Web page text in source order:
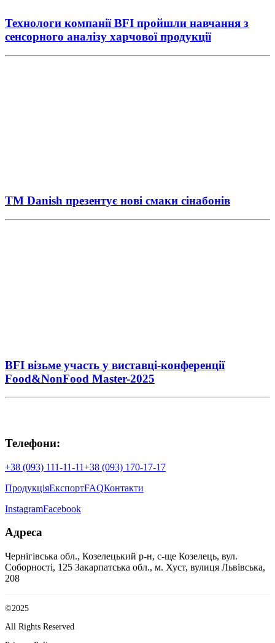
Технологи компанії BFI пройшли навчання з
сенсорного аналізу харчової продукції
ТМ Danish презентує нові смаки сінабонів
BFI візьме участь у виставці-конференції
Food&NonFood Master-2025
Телефони:
+38 (093) 111-11-11+38 (093) 170-17-17
ПродукціяЕкспортFAQКонтакти
InstagramFacebook
Адреса
Чернігівська обл., Козелецький р-н, с-ще Козелець, вул.
Соборності, 125 Закарпатська обл., м. Хуст, вулиця Львівська,
208
©2025
All Rights Reserved